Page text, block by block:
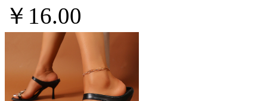
￥16.00